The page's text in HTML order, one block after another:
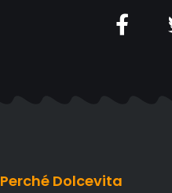
Perché Dolcevita